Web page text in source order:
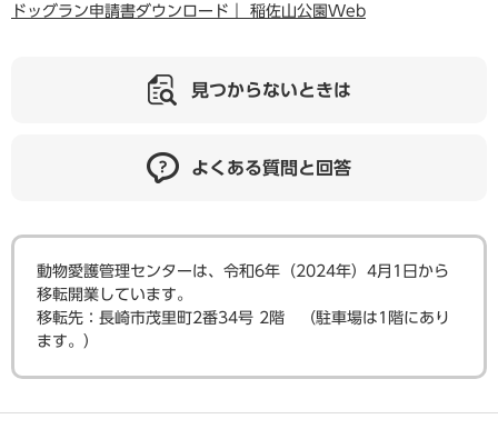
ドッグラン申請書ダウンロード｜ 稲佐山公園Web
見つからないときは
よくある質問と回答
動物愛護管理センターは、令和6年（2024年）4月1日から
移転開業しています。
​移転先：長崎市茂里町2番34号 2階 （駐車場は1階にあり
ます。）